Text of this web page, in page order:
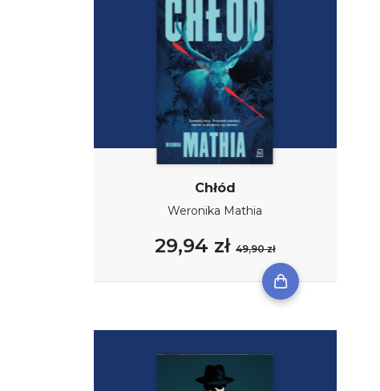
Chłód
Weronika Mathia
29,94 zł49,90 zł